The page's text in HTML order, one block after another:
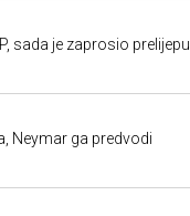
sada je zaprosio prelijepu
Neymar ga predvodi